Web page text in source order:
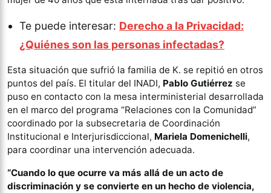
Te puede interesar: Derecho a la Privacidad:
¿Quiénes son las personas infectadas?
Esta situación que sufrió la familia de K. se repitió en otros
puntos del país. El titular del INADI, Pablo Gutiérrez se
puso en contacto con la mesa interministerial desarrollada
en el marco del programa “Relaciones con la Comunidad”
coordinado por la subsecretaria de Coordinación
Institucional e Interjurisdiccional, Mariela Domenichelli,
para coordinar una intervención adecuada.
“Cuando lo que ocurre va más allá de un acto de
discriminación y se convierte en un hecho de violencia,